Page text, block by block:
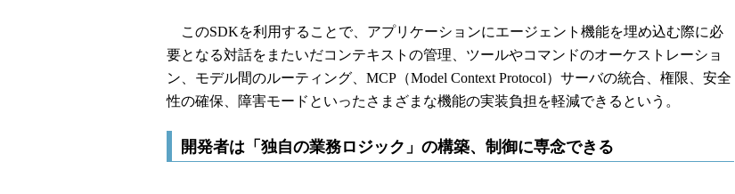
このSDKを利用することで、アプリケーションにエージェント機能を埋め込む際に必
要となる対話をまたいだコンテキストの管理、ツールやコマンドのオーケストレーショ
ン、モデル間のルーティング、MCP（Model Context Protocol）サーバの統合、権限、安全
性の確保、障害モードといったさまざまな機能の実装負担を軽減できるという。
開発者は「独自の業務ロジック」の構築、制御に専念できる